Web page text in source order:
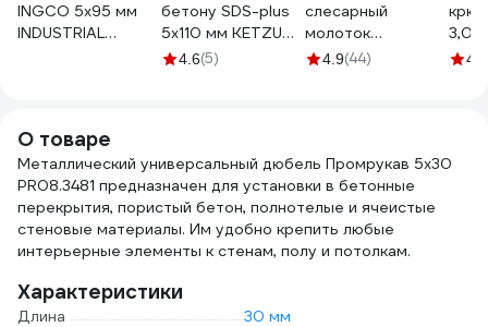
INGCO 5х95 мм
INDUSTRIAL
бетону SDS-plus
5x110 мм KETZU
530747
4.6(5)
слесарный
молоток
KRAFTOOL
4.9(44)
204.9
О товаре
Металлический универсальный дюбель Промрукав 5x30
PR08.3481 предназначен для установки в бетонные
перекрытия, пористый бетон, полнотелые и ячеистые
стеновые материалы. Им удобно крепить любые
интерьерные элементы к стенам, полу и потолкам.
Характеристики
Длина
30 мм